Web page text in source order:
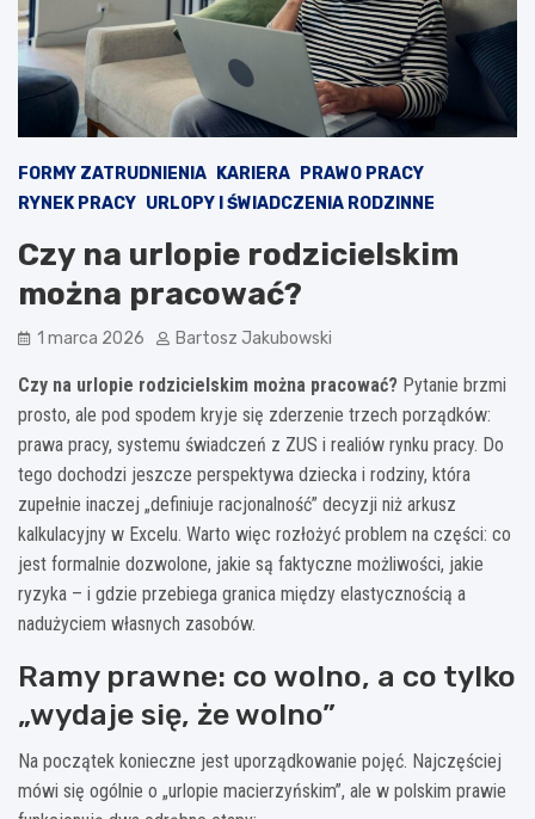
FORMY ZATRUDNIENIA KARIERA
PRAWO PRACY
RYNEK PRACY URLOPY I ŚWIADCZENIA RODZINNE
Czy na urlopie rodzicielskim
można pracować?
1 marca 2026 Bartosz Jakubowski
Czy na urlopie rodzicielskim można pracować? Pytanie brzmi
prosto, ale pod spodem kryje się zderzenie trzech porządków:
prawa pracy, systemu świadczeń z ZUS i realiów rynku pracy. Do
tego dochodzi jeszcze perspektywa dziecka i rodziny, która
zupełnie inaczej „definiuje racjonalność” decyzji niż arkusz
kalkulacyjny w Excelu. Warto więc rozłożyć problem na części: co
jest formalnie dozwolone, jakie są faktyczne możliwości, jakie
ryzyka – i gdzie przebiega granica między elastycznością a
nadużyciem własnych zasobów.
Ramy prawne: co wolno, a co tylko
„wydaje się, że wolno”
Na początek konieczne jest uporządkowanie pojęć. Najczęściej
mówi się ogólnie o „urlopie macierzyńskim”, ale w polskim prawie